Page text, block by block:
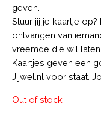
geven.
Stuur jij je kaartje
ontvangen van
vreemde die wil
Kaartjes geven een
Jijwel.nl voor staat.
Out of stock